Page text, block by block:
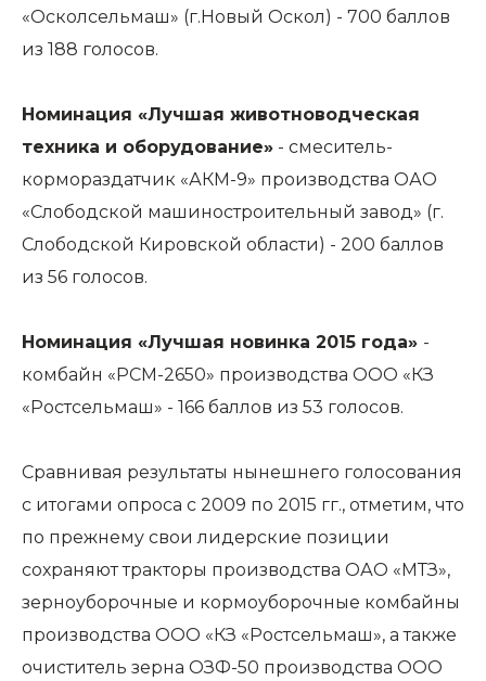
«Осколсельмаш» (г.Новый Оскол) - 700 баллов
из 188 голосов.
Номинация «Лучшая животноводческая
техника и оборудование» - смеситель-
кормораздатчик «АКМ-9» производства ОАО
«Слободской машиностроительный завод» (г.
Слободской Кировской области) - 200 баллов
из 56 голосов.
Номинация «Лучшая новинка 2015 года» -
комбайн «РСМ-2650» производства ООО «КЗ
«Ростсельмаш» - 166 баллов из 53 голосов.
Сравнивая результаты нынешнего голосования
с итогами опроса с 2009 по 2015 гг., отметим, что
по прежнему свои лидерские позиции
сохраняют тракторы производства ОАО «МТЗ»,
зерноуборочные и кормоуборочные комбайны
производства ООО «КЗ «Ростсельмаш», а также
очиститель зерна ОЗФ-50 производства ООО